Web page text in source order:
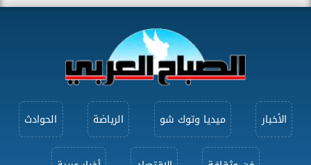
الأخبار ميديا وتوك شو الرياضة الحوادث